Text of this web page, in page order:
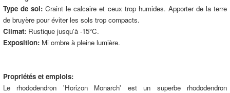
Type de sol: Craint le calcaire et ceux trop humides. Apporter de la terre
de bruyère pour éviter les sols trop compacts.
Climat: Rustique jusqu'à -15°C.
Exposition: Mi ombre à pleine lumière.
Propriétés et emplois:
Le rhododendron 'Horizon Monarch' est un superbe rhododendron